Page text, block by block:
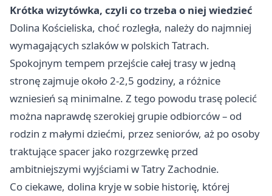
Krótka wizytówka, czyli co trzeba o niej wiedzieć
Dolina Kościeliska, choć rozległa, należy do najmniej
wymagających szlaków w polskich Tatrach.
Spokojnym tempem przejście całej trasy w jedną
stronę zajmuje około 2-2,5 godziny, a różnice
wzniesień są minimalne. Z tego powodu trasę polecić
można naprawdę szerokiej grupie odbiorców – od
rodzin z małymi dziećmi, przez seniorów, aż po osoby
traktujące spacer jako rozgrzewkę przed
ambitniejszymi wyjściami w Tatry Zachodnie.
Co ciekawe, dolina kryje w sobie historię, której